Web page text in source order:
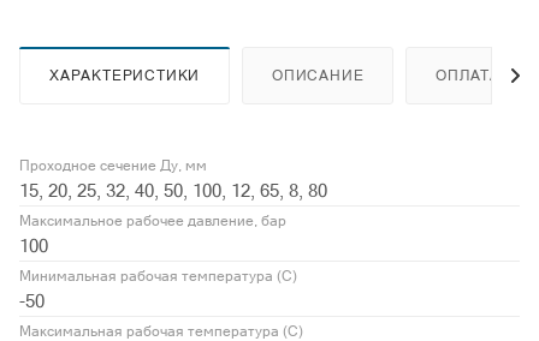
ХАРАКТЕРИСТИКИ ОПИСАНИЕ ОПЛАТА
Проходное сечение Ду, мм
15, 20, 25, 32, 40, 50, 100, 12, 65, 8, 80
Максимальное рабочее давление, бар
100
Минимальная рабочая температура (С)
-50
Максимальная рабочая температура (С)